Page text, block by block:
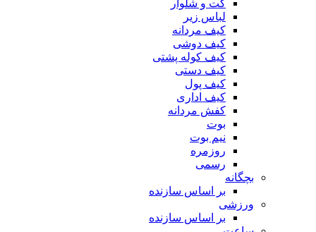
کت و شلوار
لباس زیر
کیف مردانه
کیف دوشی
کیف کوله پشتی
کیف دستی
کیف پول
کیف اداری
کفش مردانه
بوت
نیم بوت
روزمره
رسمی
بچگانه
بر اساس سازنده
ورزشی
بر اساس سازنده